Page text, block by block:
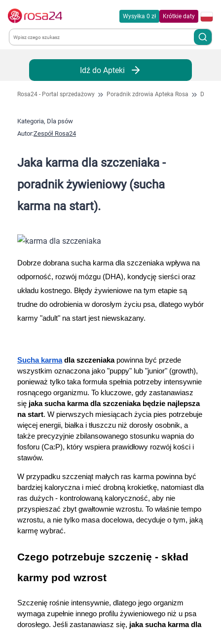
Wysyłka 0 zł Krótkie daty
Kategorie
Chemia gospodarcza
Dla zwierząt
Kosmetyki
Zdrowy styl życia
Sprzęt medyczny
Motoryzacja
Grupy produktowe
Idź do Apteki
Rosa24 - Portal sprzedażowy Poradnik zdrowia Apteka Rosa Dla
Kategoria, Dla psów
Autor:Zespół Rosa24
Jaka karma dla szczeniaka -
poradnik żywieniowy (sucha
karma na start).
Dobrze dobrana sucha karma dla szczeniaka wpływa na
odporność, rozwój mózgu (DHA), kondycję sierści oraz
układu kostnego. Błędy żywieniowe na tym etapie są
trudne do odrobienia w dorosłym życiu psa, dlatego wybór
karmy "adult" na start jest niewskazany.
Sucha karma dla szczeniaka powinna być przede
wszystkim oznaczona jako "puppy" lub "junior" (growth),
ponieważ tylko taka formuła spełnia potrzeby intensywnie
rosnącego organizmu. To kluczowe, gdy zastanawiasz
się jaka sucha karma dla szczeniaka będzie najlepsza
na start. W pierwszych miesiącach życia pies potrzebuje
więcej energii, białka i tłuszczu niż dorosły osobnik, a
także precyzyjnie zbilansowanego stosunku wapnia do
fosforu (Ca:P), który wspiera prawidłowy rozwój kości i
stawów.
W przypadku szczeniąt małych ras karma powinna być
bardziej kaloryczna i mieć drobną krokietkę, natomiast dla
ras dużych - kontrolowaną kaloryczność, aby nie
przyspieszać zbyt gwałtownie wzrostu. To właśnie tempo
wzrostu, a nie tylko masa docelowa, decyduje o tym, jaką
karmę wybrać.
Czego potrzebuje szczenię - skład
karmy pod wzrost
Szczenię rośnie intensywnie, dlatego jego organizm
wymaga zupełnie innego profilu żywieniowego niż u psa
dorosłego. Jeśli zastanawiasz się, jaka sucha karma dla